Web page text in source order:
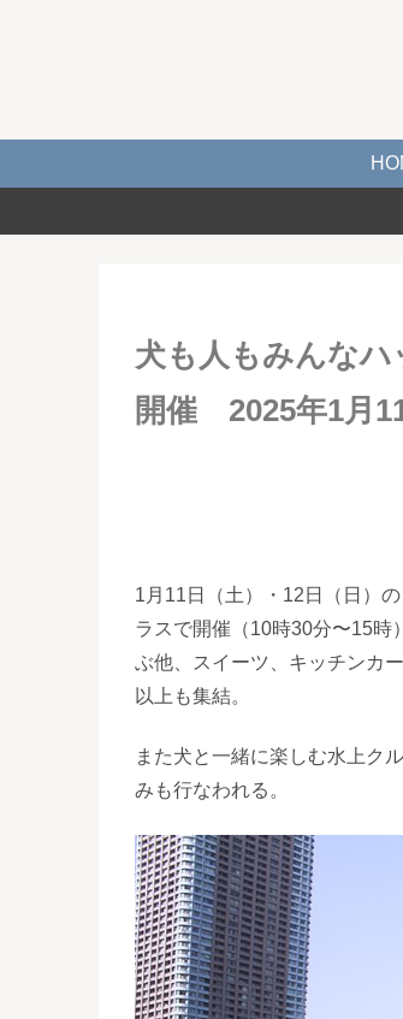
犬も人もみんなハ
開催 2025年1月
1月11日（土）・12日（日）
ラスで開催（10時30分〜15時
ぶ他、スイーツ、キッチンカ
以上も集結。
また犬と一緒に楽しむ水上ク
みも行なわれる。